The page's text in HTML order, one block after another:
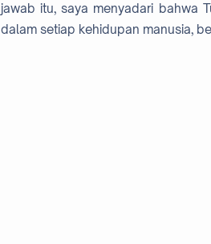
jawab itu, saya menyadari bahwa
dalam setiap kehidupan manusia,